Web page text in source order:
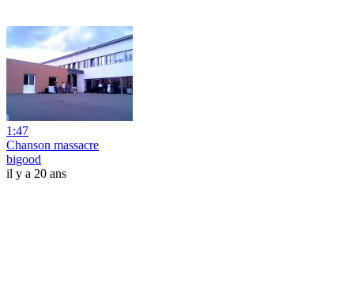
1:47
Chanson massacre
bigood
il y a 20 ans